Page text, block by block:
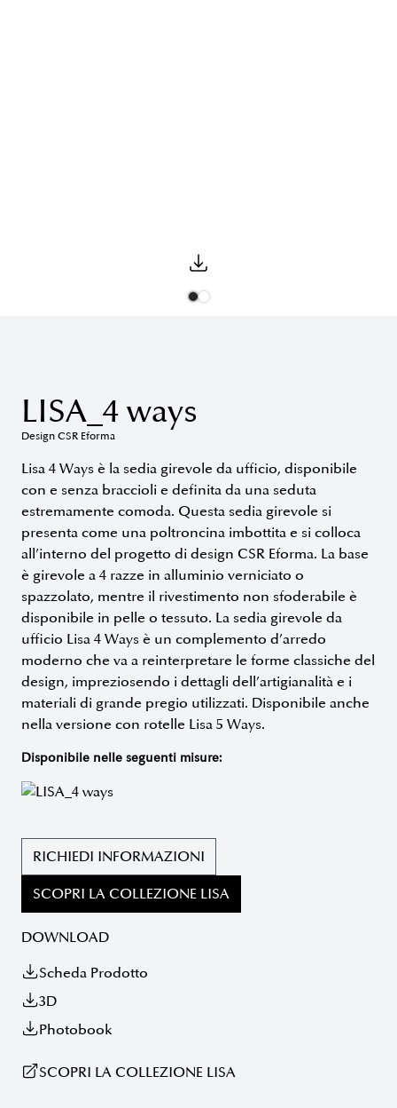
LISA_4 ways
Design CSR Eforma
Lisa 4 Ways è la sedia girevole da ufficio, disponibile
con e senza braccioli e definita da una seduta
estremamente comoda. Questa sedia girevole si
presenta come una poltroncina imbottita e si colloca
all’interno del progetto di design CSR Eforma. La base
è girevole a 4 razze in alluminio verniciato o
spazzolato, mentre il rivestimento non sfoderabile è
disponibile in pelle o tessuto. La sedia girevole da
ufficio Lisa 4 Ways è un complemento d’arredo
moderno che va a reinterpretare le forme classiche del
design, impreziosendo i dettagli dell’artigianalità e i
materiali di grande pregio utilizzati. Disponibile anche
nella versione con rotelle Lisa 5 Ways.
Disponibile nelle seguenti misure:
RICHIEDI INFORMAZIONI
SCOPRI LA COLLEZIONE LISA
DOWNLOAD
Scheda Prodotto
3D
Photobook
SCOPRI LA COLLEZIONE LISA